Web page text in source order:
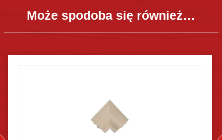
Może spodoba się również…